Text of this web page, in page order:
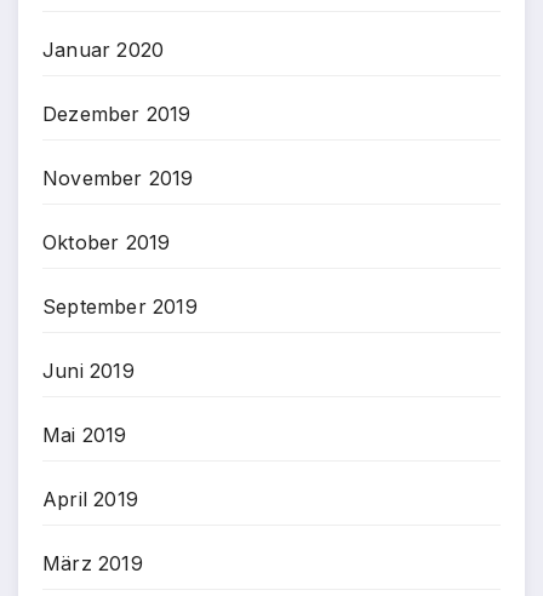
Januar 2020
Dezember 2019
November 2019
Oktober 2019
September 2019
Juni 2019
Mai 2019
April 2019
März 2019